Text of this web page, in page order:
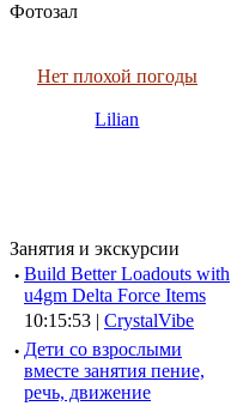
Фотозал
Нет плохой погоды
Lilian
Занятия и экскурсии
· Build Better Loadouts with
u4gm Delta Force Items
10:15:53 | CrystalVibe
· Дети со взрослыми
вместе занятия пение,
речь, движение